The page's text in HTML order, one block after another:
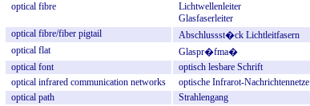
optical fibre
Lichtwellenleiter
Glasfaserleiter
optical fibre/fiber pigtail Abschlussst�ck Lichtleitfasern
optical flat
Glaspr�fma�
optical font optisch lesbare Schrift
optical infrared communication networks optische Infrarot-Nachrichtennetze
optical path
Strahlengang